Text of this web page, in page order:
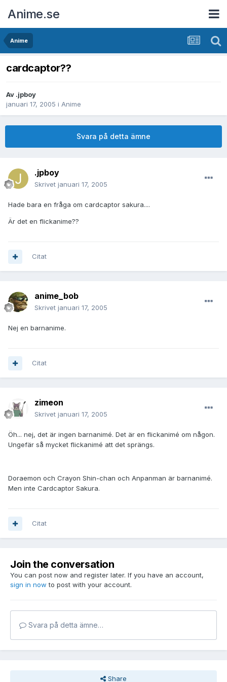
Anime.se
Anime
cardcaptor??
Av .jpboy
januari 17, 2005 i Anime
Svara på detta ämne
.jpboy
Skrivet januari 17, 2005
Hade bara en fråga om cardcaptor sakura....
Är det en flickanime??
Citat
anime_bob
Skrivet januari 17, 2005
Nej en barnanime.
Citat
zimeon
Skrivet januari 17, 2005
Öh... nej, det är ingen barnanimé. Det är en flickanimé om någon.
Ungefär så mycket flickanimé att det sprängs.
Doraemon och Crayon Shin-chan och Anpanman är barnanimé.
Men inte Cardcaptor Sakura.
Citat
Join the conversation
You can post now and register later. If you have an account,
sign in now to post with your account.
Svara på detta ämne…
Share